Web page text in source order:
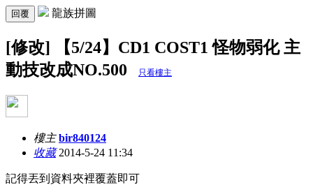
回覆 龍族拼圖
[修改] 【5/24】CD1 COST1 怪物弱化 主
動技改成NO.500
只看樓主
樓主 bir840124
收藏2014-5-24 11:34
記得丟到資料夾裡覆蓋即可